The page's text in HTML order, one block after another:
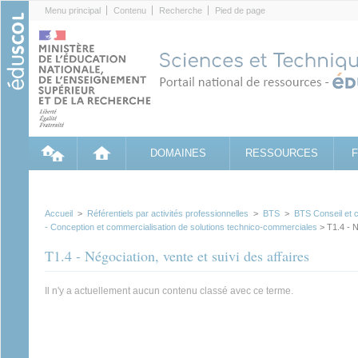
Menu principal Contenu Recherche Pied de page
DOMAINES RESSOURCES
Accueil > Référentiels par activités professionnelles > BTS > BTS Conseil et
- Conception et commercialisation de solutions technico-commerciales > T1.4 -
T1.4 - Négociation, vente et suivi des affaires
Il n'y a actuellement aucun contenu classé avec ce terme.